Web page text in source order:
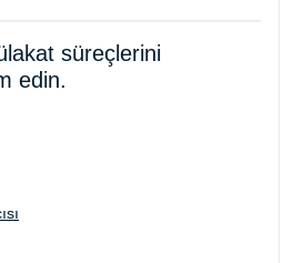
süreçlerini
edin.